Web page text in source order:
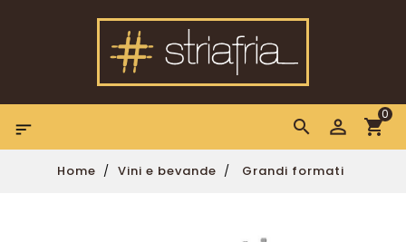
0

Home Vini e bevande Grandi formati